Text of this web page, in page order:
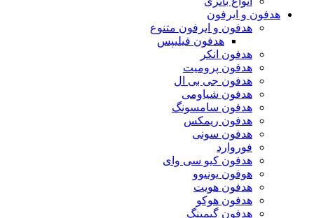
هدفون و ایرفون
هدفون و ایرفون متنوع
هدفون فیلیپس
هدفون انکر
هدفون پرومیت
هدفون جی بی ال
هدفون شیاومی
هدفون سامسونگ
هدفون ریمکس
هدفون سونی
فوروارد
هدفون کیو سی وای
هوفون یونیوو
هدفون هویت
هدفون هوکو
هدفون گیمینگ